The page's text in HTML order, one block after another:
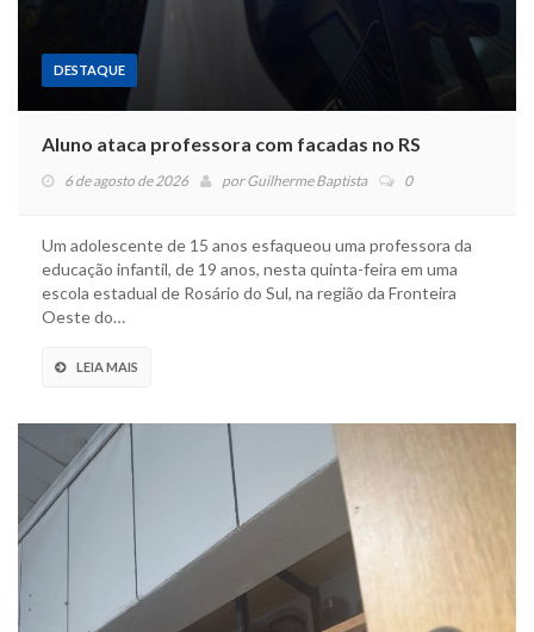
DESTAQUE
Aluno ataca professora com facadas no RS
6 de agosto de 2026 porGuilherme Baptista 0
Um adolescente de 15 anos esfaqueou uma professora da
educação infantil, de 19 anos, nesta quinta-feira em uma
escola estadual de Rosário do Sul, na região da Fronteira
Oeste do…
LEIA MAIS